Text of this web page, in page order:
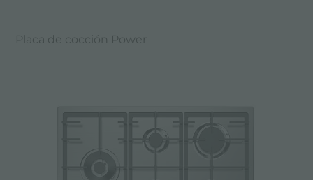
Placa de cocción Power